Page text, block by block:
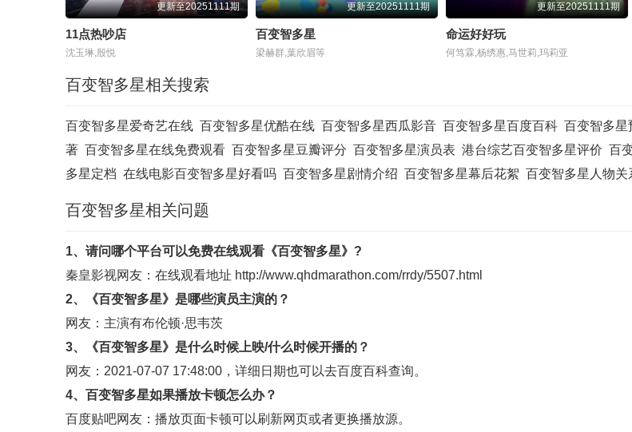
20250327
20250331 20250401 20250402 20250407
20250414
20250415 20250416 20250417 20250421
20250428
20250429
20250526
20250527 20250528 20250529 20250602
20250610
20250611 20250616 20250617 20250618
20250626
20250630
20250710
20250714 20250715
20250724
20250728
20250807
20250811
20250821
20250825 20250826
20250904
20250908
20250918
20250922 20250923
更新至20251111期
11点热吵店
沈玉琳,殷悦
更新至20251111期
百变智多星
梁赫群,葉欣眉等
更新至20251111期
命运好好玩
何笃霖,杨绣惠,马世莉,玛莉亚
百变智多星相关搜索
百变智多星爱奇艺在线 百变智多星优酷在线 百变智多星西瓜影音 百变智多星百度百科 百变智多星
著 百变智多星在线免费观看 百变智多星豆瓣评分 百变智多星演员表 港台综艺百变智多星评价 百
多星定档 在线电影百变智多星好看吗 百变智多星剧情介绍 百变智多星幕后花絮 百变智多星人物关
百变智多星相关问题
1、请问哪个平台可以免费在线观看《百变智多星》?
秦皇影视网友：在线观看地址 http://www.qhdmarathon.com/rrdy/5507.html
2、《百变智多星》是哪些演员主演的？
网友：主演有布伦顿·思韦茨
3、《百变智多星》是什么时候上映/什么时候开播的？
网友：2021-07-07 17:48:00，详细日期也可以去百度百科查询。
4、百变智多星如果播放卡顿怎么办？
百度贴吧网友：播放页面卡顿可以刷新网页或者更换播放源。